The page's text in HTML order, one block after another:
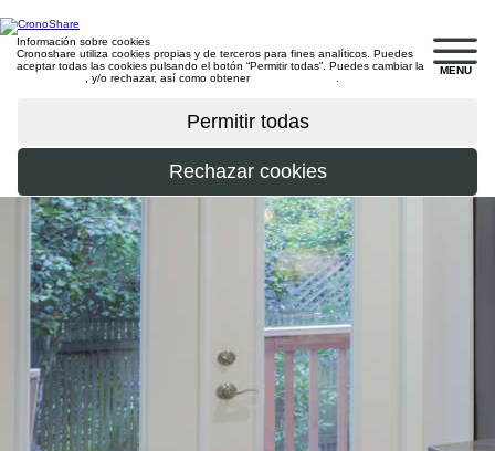
MENU
Información sobre cookies
Cronoshare utiliza cookies propias y de terceros para fines analíticos. Puedes
aceptar todas las cookies pulsando el botón “Permitir todas”. Puedes cambiar la
, y/o rechazar, así como obtener